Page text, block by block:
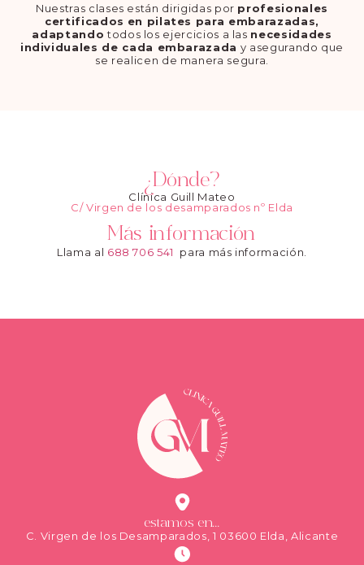
Nuestras clases están dirigidas por profesionales
certificados en pilates para embarazadas,
adaptando todos los ejercicios a las necesidades
individuales de cada embarazada y asegurando que
se realicen de manera segura.
¿Dónde?
Clínica Guill Mateo
C/ Virgen de los desamparados nº Elda
Más información
Llama al 688 706 541 para más información.
estamos en...
C. Virgen de los Desamparados, 1 03600 Elda, Alicante